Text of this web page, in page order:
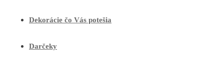
Dekorácie čo Vás potešia
Darčeky